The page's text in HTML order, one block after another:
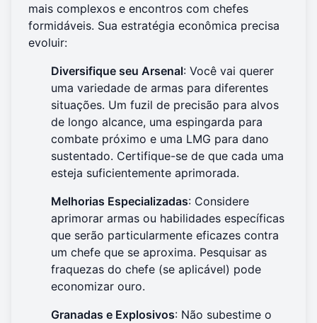
mais complexos e encontros com chefes
formidáveis. Sua estratégia econômica precisa
evoluir:
Diversifique seu Arsenal: Você vai querer
uma variedade de armas para diferentes
situações. Um fuzil de precisão para alvos
de longo alcance, uma espingarda para
combate próximo e uma LMG para dano
sustentado. Certifique-se de que cada uma
esteja suficientemente aprimorada.
Melhorias Especializadas: Considere
aprimorar armas ou habilidades específicas
que serão particularmente eficazes contra
um chefe que se aproxima. Pesquisar as
fraquezas do chefe (se aplicável) pode
economizar ouro.
Granadas e Explosivos: Não subestime o